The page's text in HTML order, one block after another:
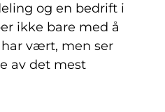
og en bedrift i
ikke bare med å
vært, men ser
av det mest